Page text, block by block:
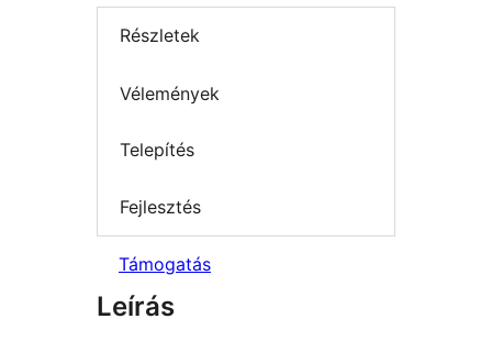
Részletek
Vélemények
Telepítés
Fejlesztés
Támogatás
Leírás